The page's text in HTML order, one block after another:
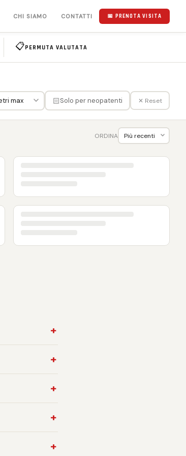
CHI SIAMO CONTATTI 📅 PRENOTA VISITA
📋PERMUTA VALUTATA
🏻Solo per neopatenti ✕ Reset
ORDINA